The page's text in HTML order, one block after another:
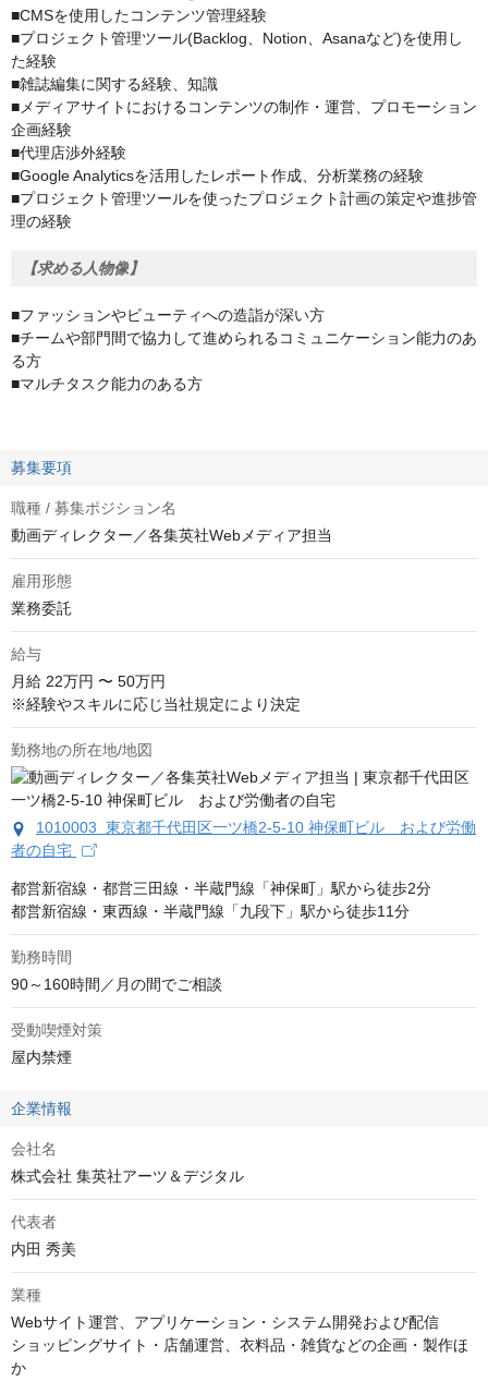
■CMSを使用したコンテンツ管理経験
■プロジェクト管理ツール(Backlog、Notion、Asanaなど)を使用し
た経験
■雑誌編集に関する経験、知識
■メディアサイトにおけるコンテンツの制作・運営、プロモーション
企画経験
■代理店渉外経験
■Google Analyticsを活用したレポート作成、分析業務の経験
■プロジェクト管理ツールを使ったプロジェクト計画の策定や進捗管
理の経験
【求める人物像】
■ファッションやビューティへの造詣が深い方
■チームや部門間で協力して進められるコミュニケーション能⼒のあ
る方
■マルチタスク能力のある方
募集要項
職種 / 募集ポジション名
動画ディレクター／各集英社Webメディア担当
雇用形態
業務委託
給与
月給 22万円 〜 50万円
※経験やスキルに応じ当社規定により決定
勤務地の所在地/地図
1010003 東京都千代田区一ツ橋2-5-10 神保町ビル および労働
者の自宅
都営新宿線・都営三田線・半蔵門線「神保町」駅から徒歩2分
都営新宿線・東西線・半蔵門線「九段下」駅から徒歩11分
勤務時間
90～160時間／月の間でご相談
受動喫煙対策
屋内禁煙
企業情報
会社名
株式会社 集英社アーツ＆デジタル
代表者
内田 秀美
業種
Webサイト運営、アプリケーション・システム開発および配信
ショッピングサイト・店舗運営、衣料品・雑貨などの企画・製作ほ
か